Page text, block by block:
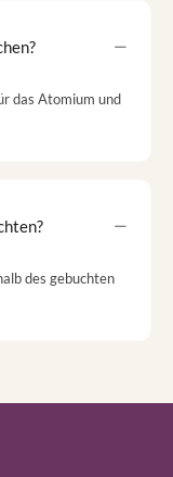
das Atomium und
des gebuchten